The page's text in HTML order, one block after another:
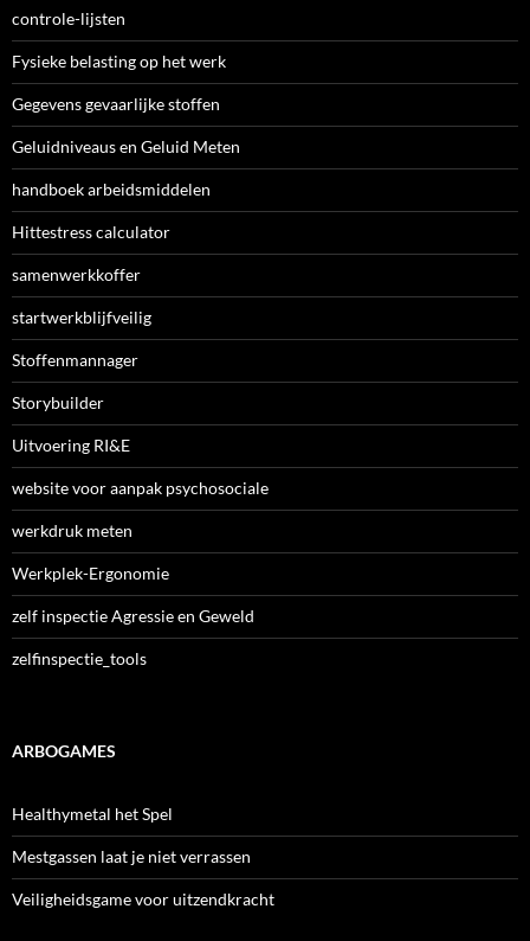
controle-lijsten
Fysieke belasting op het werk
Gegevens gevaarlijke stoffen
Geluidniveaus en Geluid Meten
handboek arbeidsmiddelen
Hittestress calculator
samenwerkkoffer
startwerkblijfveilig
Stoffenmannager
Storybuilder
Uitvoering RI&E
website voor aanpak psychosociale
werkdruk meten
Werkplek-Ergonomie
zelf inspectie Agressie en Geweld
zelfinspectie_tools
ARBOGAMES
Healthymetal het Spel
Mestgassen laat je niet verrassen
Veiligheidsgame voor uitzendkracht